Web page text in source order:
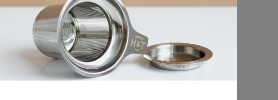
Thé Oolong* - Origine Népal
* produit issu de l'agriculture biologique